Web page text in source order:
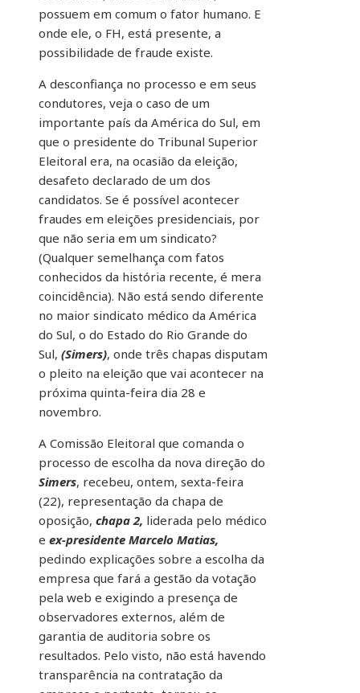
possuem em comum o fator humano. E
onde ele, o FH, está presente, a
possibilidade de fraude existe.
A desconfiança no processo e em seus
condutores, veja o caso de um
importante país da América do Sul, em
que o presidente do Tribunal Superior
Eleitoral era, na ocasião da eleição,
desafeto declarado de um dos
candidatos. Se é possível acontecer
fraudes em eleições presidenciais, por
que não seria em um sindicato?
(Qualquer semelhança com fatos
conhecidos da história recente, é mera
coincidência). Não está sendo diferente
no maior sindicato médico da América
do Sul, o do Estado do Rio Grande do
Sul, (Simers), onde três chapas disputam
o pleito na eleição que vai acontecer na
próxima quinta-feira dia 28 e
novembro.
A Comissão Eleitoral que comanda o
processo de escolha da nova direção do
Simers, recebeu, ontem, sexta-feira
(22), representação da chapa de
oposição, chapa 2, liderada pelo médico
e ex-presidente Marcelo Matias,
pedindo explicações sobre a escolha da
empresa que fará a gestão da votação
pela web e exigindo a presença de
observadores externos, além de
garantia de auditoria sobre os
resultados. Pelo visto, não está havendo
transparência na contratação da